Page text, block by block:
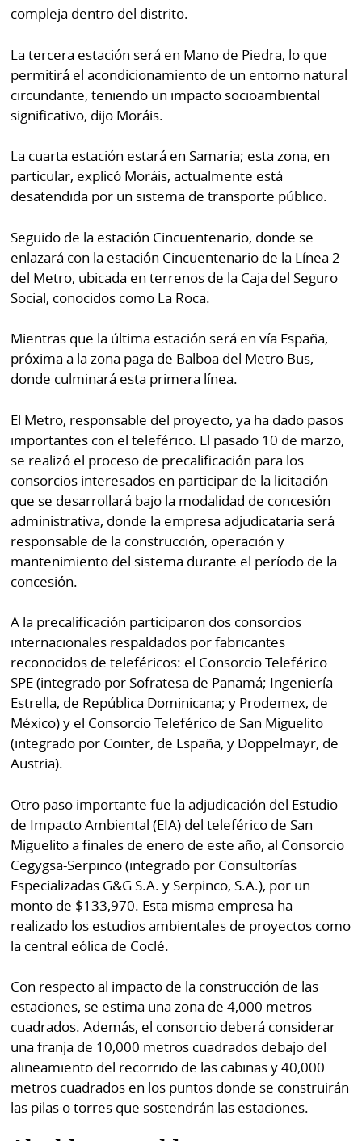
compleja dentro del distrito.
La tercera estación será en Mano de Piedra, lo que
permitirá el acondicionamiento de un entorno natural
circundante, teniendo un impacto socioambiental
significativo, dijo Moráis.
La cuarta estación estará en Samaria; esta zona, en
particular, explicó Moráis, actualmente está
desatendida por un sistema de transporte público.
Seguido de la estación Cincuentenario, donde se
enlazará con la estación Cincuentenario de la Línea 2
del Metro, ubicada en terrenos de la Caja del Seguro
Social, conocidos como La Roca.
Mientras que la última estación será en vía España,
próxima a la zona paga de Balboa del Metro Bus,
donde culminará esta primera línea.
El Metro, responsable del proyecto, ya ha dado pasos
importantes con el teleférico. El pasado 10 de marzo,
se realizó el proceso de precalificación para los
consorcios interesados en participar de la licitación
que se desarrollará bajo la modalidad de concesión
administrativa, donde la empresa adjudicataria será
responsable de la construcción, operación y
mantenimiento del sistema durante el período de la
concesión.
A la precalificación participaron dos consorcios
internacionales respaldados por fabricantes
reconocidos de teleféricos: el Consorcio Teleférico
SPE (integrado por Sofratesa de Panamá; Ingeniería
Estrella, de República Dominicana; y Prodemex, de
México) y el Consorcio Teleférico de San Miguelito
(integrado por Cointer, de España, y Doppelmayr, de
Austria).
Otro paso importante fue la adjudicación del Estudio
de Impacto Ambiental (EIA) del teleférico de San
Miguelito a finales de enero de este año, al Consorcio
Cegygsa-Serpinco (integrado por Consultorías
Especializadas G&G S.A. y Serpinco, S.A.), por un
monto de $133,970. Esta misma empresa ha
realizado los estudios ambientales de proyectos como
la central eólica de Coclé.
Con respecto al impacto de la construcción de las
estaciones, se estima una zona de 4,000 metros
cuadrados. Además, el consorcio deberá considerar
una franja de 10,000 metros cuadrados debajo del
alineamiento del recorrido de las cabinas y 40,000
metros cuadrados en los puntos donde se construirán
las pilas o torres que sostendrán las estaciones.